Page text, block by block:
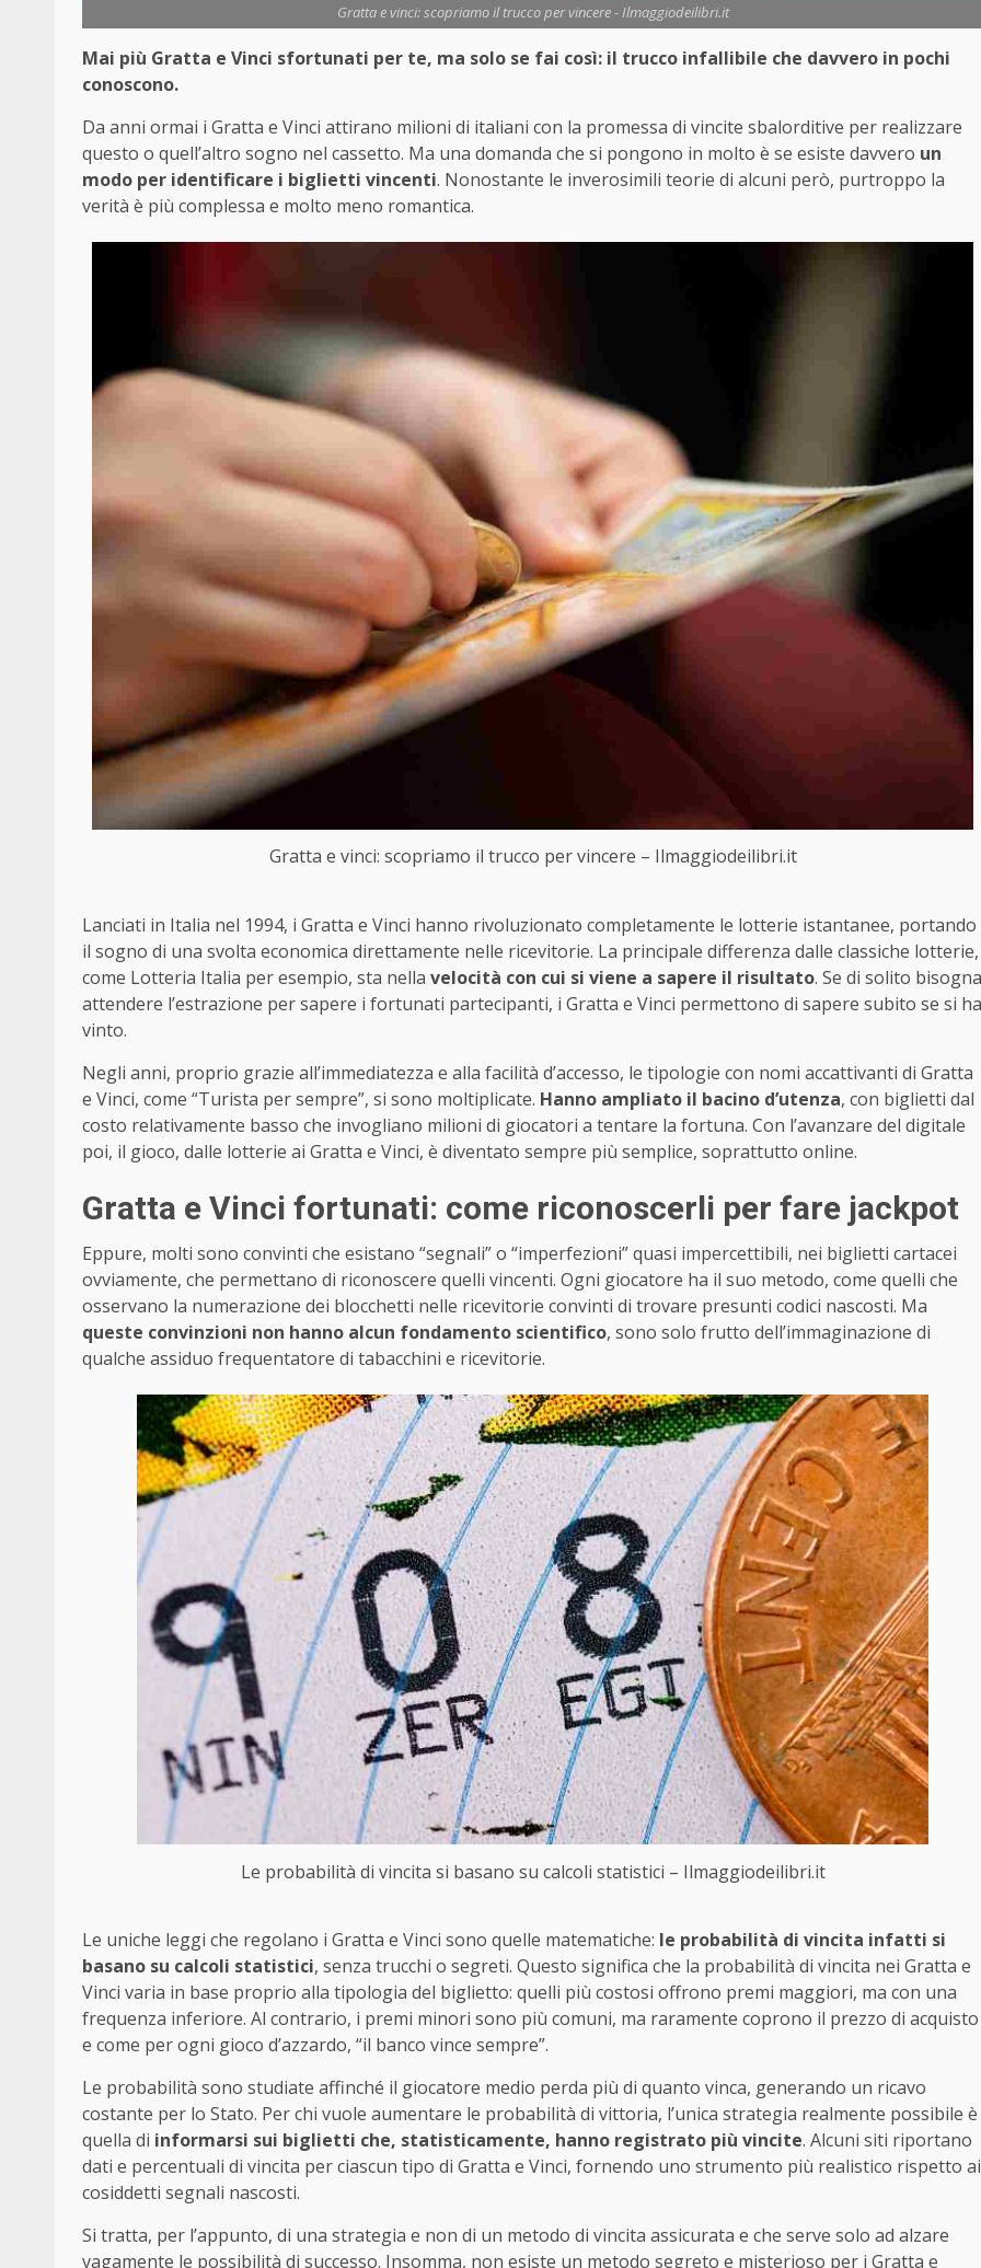
Gratta e vinci: scopriamo il trucco per vincere - Ilmaggiodeilibri.it
Mai più Gratta e Vinci sfortunati per te, ma solo se fai così: il trucco infallibile che davvero in pochi
conoscono.
Da anni ormai i Gratta e Vinci attirano milioni di italiani con la promessa di vincite sbalorditive per realizzare
questo o quell’altro sogno nel cassetto. Ma una domanda che si pongono in molto è se esiste davvero un
modo per identificare i biglietti vincenti. Nonostante le inverosimili teorie di alcuni però, purtroppo la
verità è più complessa e molto meno romantica.
Gratta e vinci: scopriamo il trucco per vincere – Ilmaggiodeilibri.it
Lanciati in Italia nel 1994, i Gratta e Vinci hanno rivoluzionato completamente le lotterie istantanee, portando
il sogno di una svolta economica direttamente nelle ricevitorie. La principale differenza dalle classiche lotterie,
come Lotteria Italia per esempio, sta nella velocità con cui si viene a sapere il risultato. Se di solito bisogna
attendere l’estrazione per sapere i fortunati partecipanti, i Gratta e Vinci permettono di sapere subito se si ha
vinto.
Negli anni, proprio grazie all’immediatezza e alla facilità d’accesso, le tipologie con nomi accattivanti di Gratta
e Vinci, come “Turista per sempre”, si sono moltiplicate. Hanno ampliato il bacino d’utenza, con biglietti dal
costo relativamente basso che invogliano milioni di giocatori a tentare la fortuna. Con l’avanzare del digitale
poi, il gioco, dalle lotterie ai Gratta e Vinci, è diventato sempre più semplice, soprattutto online.
Gratta e Vinci fortunati: come riconoscerli per fare jackpot
Eppure, molti sono convinti che esistano “segnali” o “imperfezioni” quasi impercettibili, nei biglietti cartacei
ovviamente, che permettano di riconoscere quelli vincenti. Ogni giocatore ha il suo metodo, come quelli che
osservano la numerazione dei blocchetti nelle ricevitorie convinti di trovare presunti codici nascosti. Ma
queste convinzioni non hanno alcun fondamento scientifico, sono solo frutto dell’immaginazione di
qualche assiduo frequentatore di tabacchini e ricevitorie.
Le probabilità di vincita si basano su calcoli statistici – Ilmaggiodeilibri.it
Le uniche leggi che regolano i Gratta e Vinci sono quelle matematiche: le probabilità di vincita infatti si
basano su calcoli statistici, senza trucchi o segreti. Questo significa che la probabilità di vincita nei Gratta e
Vinci varia in base proprio alla tipologia del biglietto: quelli più costosi offrono premi maggiori, ma con una
frequenza inferiore. Al contrario, i premi minori sono più comuni, ma raramente coprono il prezzo di acquisto
e come per ogni gioco d’azzardo, “il banco vince sempre”.
Le probabilità sono studiate affinché il giocatore medio perda più di quanto vinca, generando un ricavo
costante per lo Stato. Per chi vuole aumentare le probabilità di vittoria, l’unica strategia realmente possibile è
quella di informarsi sui biglietti che, statisticamente, hanno registrato più vincite. Alcuni siti riportano
dati e percentuali di vincita per ciascun tipo di Gratta e Vinci, fornendo uno strumento più realistico rispetto ai
cosiddetti segnali nascosti.
Si tratta, per l’appunto, di una strategia e non di un metodo di vincita assicurata e che serve solo ad alzare
vagamente le possibilità di successo. Insomma, non esiste un metodo segreto e misterioso per i Gratta e